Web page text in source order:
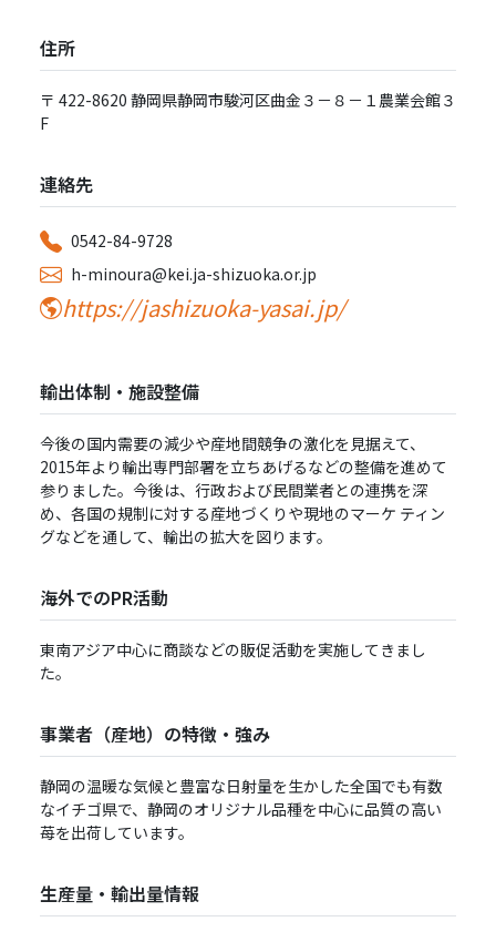
住所
〒 422-8620 静岡県静岡市駿河区曲⾦３－８－１農業会館３
F
連絡先
0542-84-9728
h-minoura@kei.ja-shizuoka.or.jp
https://jashizuoka-yasai.jp/
輸出体制・施設整備
今後の国内需要の減少や産地間競争の激化を⾒据えて、
2015年より輸出専⾨部署を⽴ちあげるなどの整備を進めて
参りました。今後は、⾏政および⺠間業者との連携を深
め、各国の規制に対する産地づくりや現地のマーケ ティン
グなどを通して、輸出の拡⼤を図ります。
海外でのPR活動
東南アジア中⼼に商談などの販促活動を実施してきまし
た。
事業者（産地）の特徴・強み
静岡の温暖な気候と豊富な⽇射量を⽣かした全国でも有数
なイチゴ県で、静岡のオリジナル品種を中⼼に品質の⾼い
苺を出荷しています。
生産量・輸出量情報